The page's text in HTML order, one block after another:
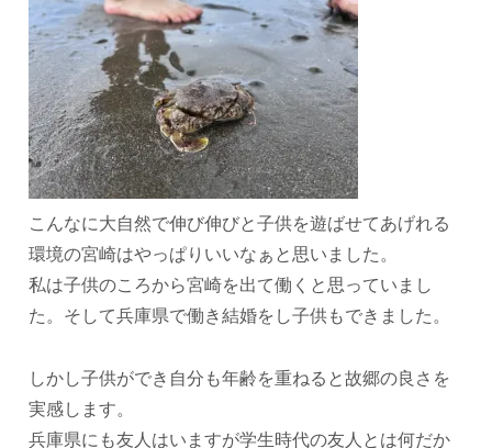
こんなに大自然で伸び伸びと子供を遊ばせてあげれる
環境の宮崎はやっぱりいいなぁと思いました。
私は子供のころから宮崎を出て働くと思っていまし
た。そして兵庫県で働き結婚をし子供もできました。
しかし子供ができ自分も年齢を重ねると故郷の良さを
実感します。
兵庫県にも友人はいますが学生時代の友人とは何だか